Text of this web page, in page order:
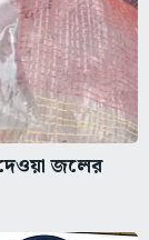
জলের